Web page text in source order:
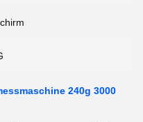
240g 3000